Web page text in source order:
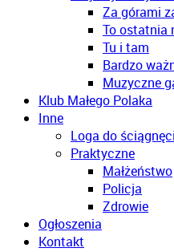
Za górami
To ostatnia
Tu i tam
Bardzo
Muzyczne
Klub Małego Polaka
Inne
Loga do
Praktyczne
Małżeństwo
Policja
Zdrowie
Ogłoszenia
Kontakt